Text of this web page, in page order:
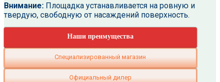
Внимание: Площадка устанавливается на ровную и
твердую, свободную от насаждений поверхность.
Наши преимущества
Специализированный магазин
Официальный дилер